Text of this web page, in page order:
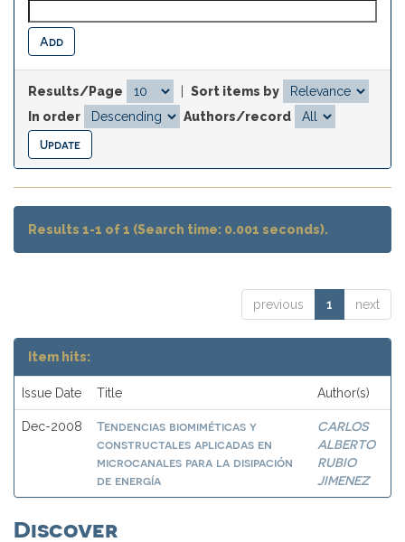
Results/Page
Sort items by
In order
Authors/record
Results 1-1 of 1 (Search time: 0.001 seconds).
previous 1 next
Item hits:
Issue Date Title Author(s)
Dec-2008
Tendencias biomiméticas y
constructales aplicadas en
microcanales para la disipación
de energía
CARLOS
ALBERTO
RUBIO
JIMENEZ
Discover